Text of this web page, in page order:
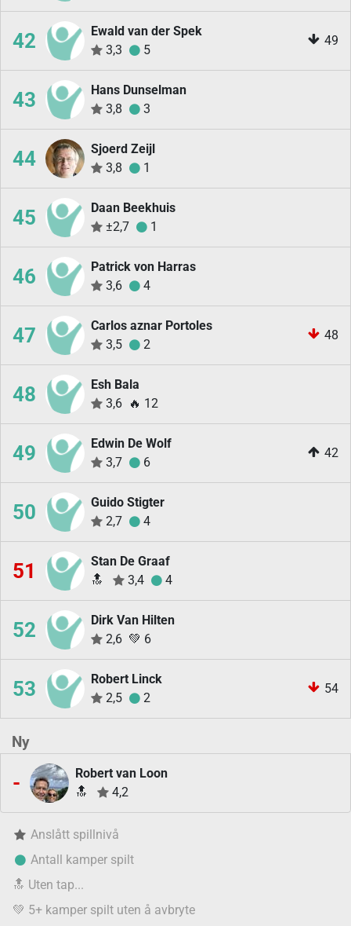
42
Ewald van der Spek
3,3
5
49
43
Hans Dunselman
3,8
3
44
Sjoerd Zeijl
3,8
1
45
Daan Beekhuis
±2,7
1
46
Patrick von Harras
3,6
4
47
Carlos aznar Portoles
3,5
2
48
48
Esh Bala
3,6 🔥 12
49
Edwin De Wolf
3,7
6
42
50
Guido Stigter
2,7
4
51
Stan De Graaf
🔝
3,4 4
52
Dirk Van Hilten
2,6 💚 6
53
Robert Linck
2,5
2
54
Ny
-
Robert van Loon
🔝
4,2
Anslått spillnivå
Antall kamper spilt
🔝 Uten tap...
💚 5+ kamper spilt uten å avbryte